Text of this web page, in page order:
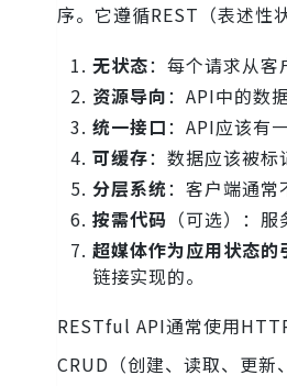
序。它遵循REST（表述性
无状态：每个请求从客
资源导向：API中的数
统一接口：API应该有
可缓存：数据应该被标
分层系统：客户端通常
按需代码 （可选）：
超媒体作为应用状态的
链接实现的。
RESTful API通常使用
CRUD（创建、读取、更新